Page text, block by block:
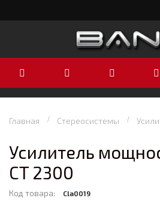
Главная Стереосистемы
Усилитель
CT 2300
Код товара: Cla0019